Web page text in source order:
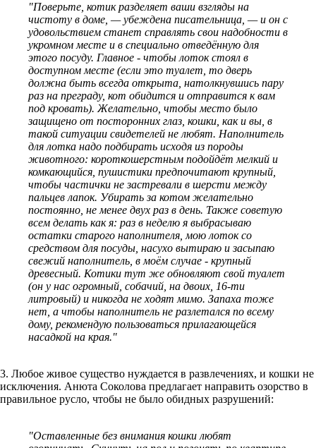
"Поверьте, котик разделяет ваши взгляды на
чистоту в доме, — убеждена писательница, — и он с
удовольствием станет справлять свои надобности в
укромном месте и в специально отведённую для
этого посуду. Главное - чтобы лоток стоял в
доступном месте (если это туалет, то дверь
должна быть всегда открыта, натолкнувшись пару
раз на преграду, кот обидится и отправится к вам
под кровать). Желательно, чтобы место было
защищено от посторонних глаз, кошки, как и вы, в
такой ситуации свидетелей не любят. Наполнитель
для лотка надо подбирать исходя из породы
животного: короткошерстным подойдёт мелкий и
комкающийся, пушистики предпочитают крупный,
чтобы частички не застревали в шерсти между
пальцев лапок. Убирать за котом желательно
постоянно, не менее двух раз в день. Также советую
всем делать как я: раз в неделю я выбрасываю
остатки старого наполнителя, мою лоток со
средством для посуды, насухо вытираю и засыпаю
свежий наполнитель, в моём случае - крупный
древесный. Котики тут же обновляют свой туалет
(он у нас огромный, собачий, на двоих, 16-ти
литровый) и никогда не ходят мимо. Запаха тоже
нет, а чтобы наполнитель не разлетался по всему
дому, рекомендую пользоваться прилагающейся
насадкой на края."
3. Любое живое существо нуждается в развлечениях, и кошки не
исключения. Анюта Соколова предлагает направить озорство в
правильное русло, чтобы не было обидных разрушений:
"Оставленные без внимания кошки любят